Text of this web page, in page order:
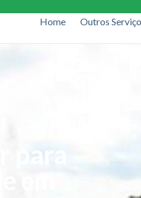
Home Outros
para
em